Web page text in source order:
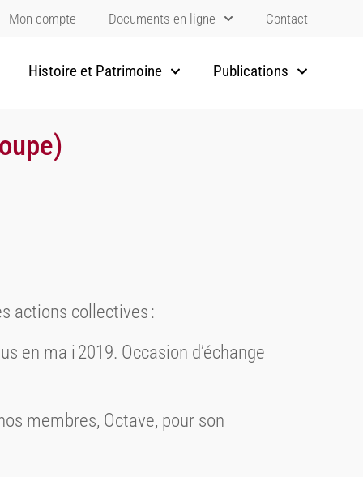
Mon compte Documents en ligne Contact
Histoire et Patrimoine Publications
actions collectives :
en ma i 2019. Occasion d’échange
membres, Octave, pour son